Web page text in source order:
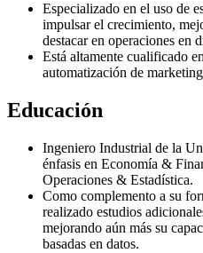
Especializado en el uso de
impulsarel crecimiento,
destacar en operaciones en
Está altamente cualificado
automatización de
Educación
Ingeniero Industrial de la
énfasis en Economía &
Operaciones & Estadística.
Como complemento a su
realizado estudios
mejorando aún más su
basadas en datos.